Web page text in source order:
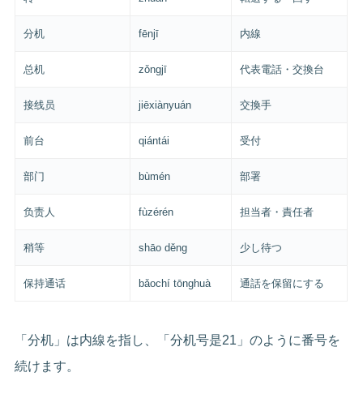
分机 fēnjī 内線
总机 zǒngjī 代表電話・交換台
接线员 jiēxiànyuán 交換手
前台 qiántái 受付
部门 bùmén 部署
负责人 fùzérén 担当者・責任者
稍等 shāo děng 少し待つ
保持通话 bǎochí tōnghuà 通話を保留にする
「分机」は内線を指し、「分机号是21」のように番号を
続けます。